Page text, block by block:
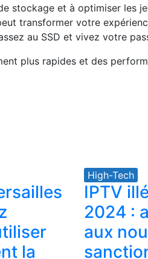
stockage et à optimiser les
transformer votre
au SSD et vivez votre
plus rapides et des
la
High-Tech
IPTV
2024 :
aux